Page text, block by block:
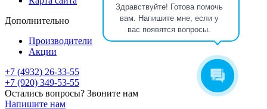
Здравствуйте! Готова помочь
вам. Напишите мне, если у
вас появятся вопросы.
Дополнительно
Производители
Акции
+7 (4932) 26-33-55
+7 (920) 349-53-55
Остались вопросы? Звоните нам
Напишите нам